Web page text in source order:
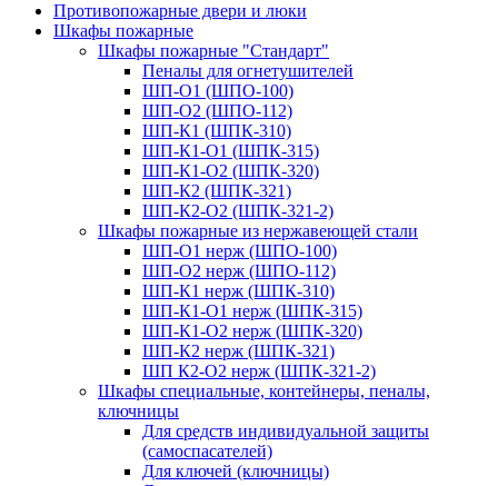
Противопожарные двери и люки
Шкафы пожарные
Шкафы пожарные "Стандарт"
Пеналы для огнетушителей
ШП-О1 (ШПО-100)
ШП-О2 (ШПО-112)
ШП-К1 (ШПК-310)
ШП-К1-О1 (ШПК-315)
ШП-К1-О2 (ШПК-320)
ШП-К2 (ШПК-321)
ШП-К2-О2 (ШПК-321-2)
Шкафы пожарные из нержавеющей стали
ШП-О1 нерж (ШПО-100)
ШП-О2 нерж (ШПО-112)
ШП-К1 нерж (ШПК-310)
ШП-К1-О1 нерж (ШПК-315)
ШП-К1-О2 нерж (ШПК-320)
ШП-К2 нерж (ШПК-321)
ШП К2-О2 нерж (ШПК-321-2)
Шкафы специальные, контейнеры, пеналы,
ключницы
Для средств индивидуальной защиты
(самоспасателей)
Для ключей (ключницы)